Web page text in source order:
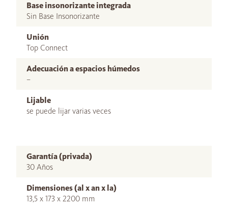
Base insonorizante integrada
Sin Base Insonorizante
Unión
Top Connect
Adecuación a espacios húmedos
–
Lijable
se puede lijar varias veces
Garantía (privada)
30 Años
Dimensiones (al x an x la)
13,5 x 173 x 2200 mm